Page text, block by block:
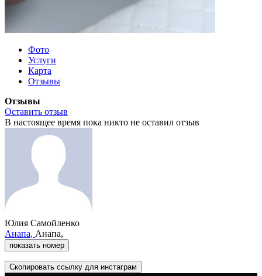
Фото
Услуги
Карта
Отзывы
Отзывы
Оставить отзыв
В настоящее время пока никто не оставил отзыв
Юлия Самойленко
Анапа, Анапа,
показать номер
Скопировать ссылку для инстаграм